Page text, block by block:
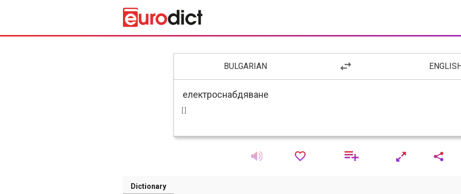
BULGARIAN
Dictionary